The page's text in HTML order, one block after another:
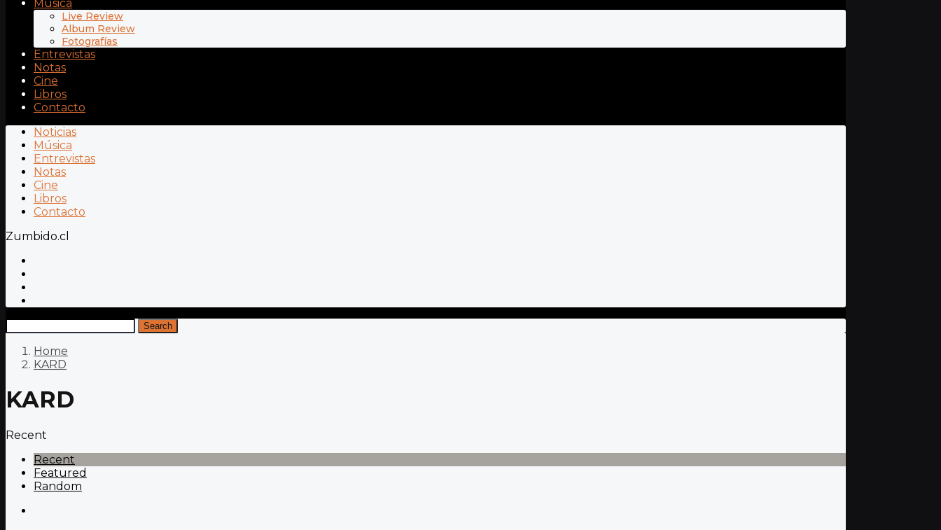
Música
Live Review
Album Review
Fotografías
Entrevistas
Notas
Cine
Libros
Contacto
Noticias
Música
Entrevistas
Notas
Cine
Libros
Contacto
Zumbido.cl
Search
Home
KARD
KARD
Recent
Recent
Featured
Random